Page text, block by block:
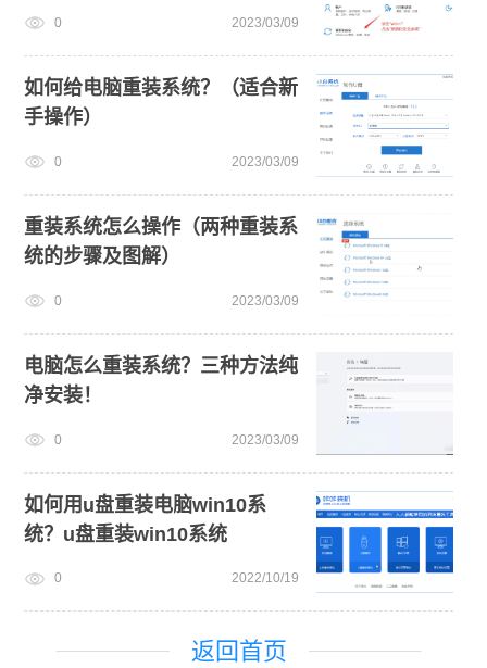
0 2023/03/09
如何给电脑重装系统？（适合新
手操作）
0 2023/03/09
重装系统怎么操作（两种重装系
统的步骤及图解）
0 2023/03/09
电脑怎么重装系统？三种方法纯
净安装！
0 2023/03/09
如何用u盘重装电脑win10系
统？u盘重装win10系统
0 2022/10/19
返回首页